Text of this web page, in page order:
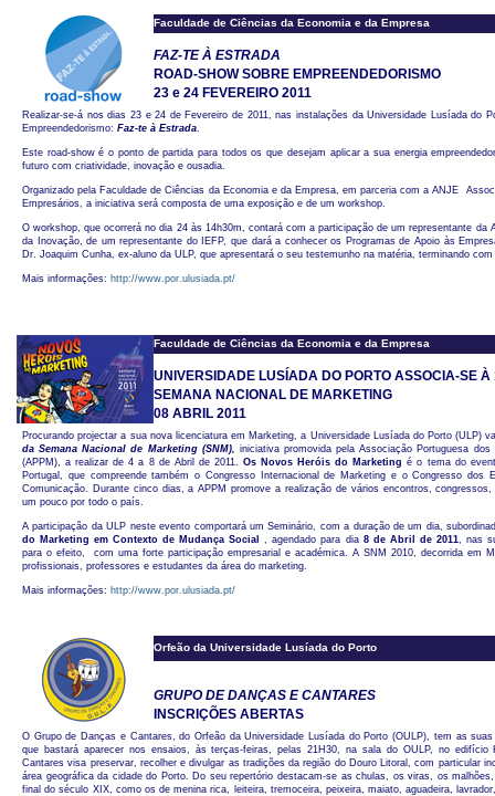
Faculdade de Ciências da Economia e da Empresa
FAZ-TE À ESTRADA
ROAD-SHOW SOBRE EMPREENDEDORISMO
23 e 24 FEVEREIRO 2011
Realizar-se-á nos dias 23 e 24 de Fevereiro de 2011, nas instalações da Universidade Lusíada do
Empreendedorismo: Faz-te à Estrada.
Este road-show é o ponto de partida para todos os que desejam aplicar a sua energia
futuro com criatividade, inovação e ousadia.
Organizado pela Faculdade de Ciências da Economia e da Empresa, em parceria com a ANJE 
Empresários, a iniciativa será composta de uma exposição e de um workshop.
O workshop, que ocorrerá no dia 24 às 14h30m, contará com a participação de um representante da
da Inovação, de um representante do IEFP, que dará a conhecer os Programas de Apoio às
Dr. Joaquim Cunha, ex-aluno da ULP, que apresentará o seu testemunho na matéria, terminando
Mais informações: http://www.por.ulusiada.pt/
Faculdade de Ciências da Economia e da Empresa
UNIVERSIDADE LUSÍADA DO PORTO ASSOCIA-SE À
SEMANA NACIONAL DE MARKETING
08 ABRIL 2011
Procurando projectar a sua nova licenciatura em Marketing, a Universidade Lusíada do Porto (ULP)
da Semana Nacional de Marketing (SNM), iniciativa promovida pela Associação Portuguesa
(APPM), a realizar de 4 a 8 de Abril de 2011. Os Novos Heróis do Marketingé o tema do
Portugal, que compreende também o Congresso Internacional de Marketing e o Congresso dos
Comunicação. Durante cinco dias, a APPM promove a realização de vários encontros,
um pouco por todo o país.
A participação da ULP neste evento comportará um Seminário, com a duração de um dia,
do Marketing em Contexto de Mudança Social, agendado para dia 8 de Abril de 2011, nas
para o efeito, com uma forte participação empresarial e académica. A SNM 2010, decorrida em
profissionais, professores e estudantes da área do marketing.
Mais informações: http://www.por.ulusiada.pt/
Orfeão da Universidade Lusíada do Porto
GRUPO DE DANÇAS E CANTARES
INSCRIÇÕES ABERTAS
O Grupo de Danças e Cantares, do Orfeão da Universidade Lusíada do Porto (OULP), tem as
que bastará aparecer nos ensaios, às terças-feiras, pelas 21H30, na sala do OULP, no
Cantares visa preservar, recolher e divulgar as tradições da região do Douro Litoral, com particular
área geográfica da cidade do Porto. Do seu repertório destacam-se as chulas, os viras, os
final do século XIX, como os de menina rica, leiteira, tremoceira, peixeira, maiato, aguadeira,